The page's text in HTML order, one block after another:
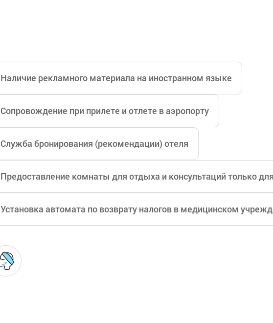
Наличие рекламного материала на иностранном языке
Сопровождение при прилете и отлете в аэропорту
Служба бронирования (рекомендации) отеля
Предоставление комнаты для отдыха и консультаций только
Установка автомата по возврату налогов в медицинском